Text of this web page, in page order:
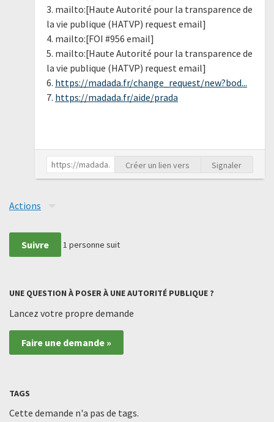
3. mailto:[Haute Autorité pour la transparence de
la vie publique (HATVP) request email]
4. mailto:[FOI #956 email]
5. mailto:[Haute Autorité pour la transparence de
la vie publique (HATVP) request email]
6. https://madada.fr/change_request/new?bod...
7. https://madada.fr/aide/prada
Créer un lien vers Signaler
Actions
Suivre 1 personne suit
UNE QUESTION À POSER À UNE AUTORITÉ PUBLIQUE ?
Lancez votre propre demande
Faire une demande »
TAGS
Cette demande n'a pas de tags.